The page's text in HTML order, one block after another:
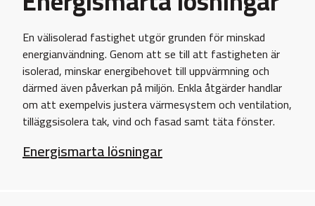
En välisolerad fastighet utgör grunden för minskad
energianvändning. Genom att se till att fastigheten är
isolerad, minskar energibehovet till uppvärmning och
därmed även påverkan på miljön. Enkla åtgärder handlar
om att exempelvis justera värmesystem och ventilation,
tilläggsisolera tak, vind och fasad samt täta fönster.
Energismarta lösningar